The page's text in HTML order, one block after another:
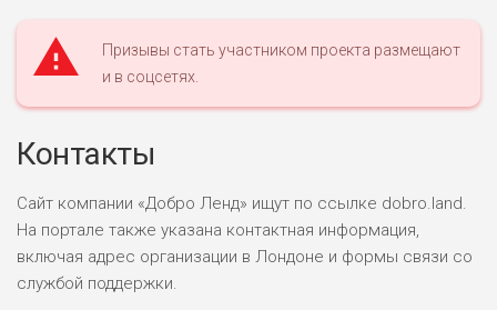
Призывы стать участником проекта размещают
и в соцсетях.
Контакты
Сайт компании «Добро Ленд» ищут по ссылке dobro.land.
На портале также указана контактная информация,
включая адрес организации в Лондоне и формы связи со
службой поддержки.